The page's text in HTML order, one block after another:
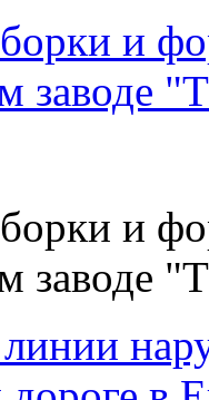
и
заводе
и
заводе